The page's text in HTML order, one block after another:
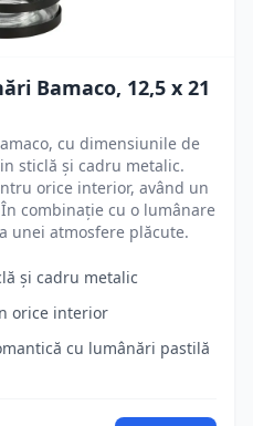
Bamaco, 12,5 x 21
cu dimensiunile de
sticlă și cadru metalic.
orice interior, având un
combinație cu o lumânare
unei atmosfere plăcute.
și cadru metalic
orice interior
cu lumânări pastilă